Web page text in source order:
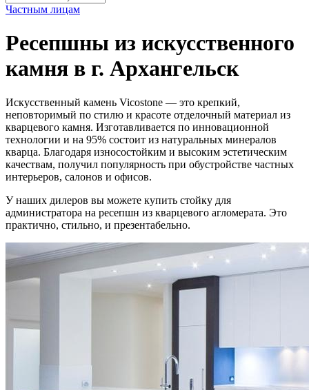
Частным лицам
Ресепшны из искусственного
камня в г. Архангельск
Искусственный камень Vicostone — это крепкий,
неповторимый по стилю и красоте отделочный материал из
кварцевого камня. Изготавливается по инновационной
технологии и на 95% состоит из натуральных минералов
кварца. Благодаря износостойким и высоким эстетическим
качествам, получил популярность при обустройстве частных
интерьеров, салонов и офисов.
У наших дилеров вы можете купить стойку для
администратора на ресепшн из кварцевого агломерата. Это
практично, стильно, и презентабельно.